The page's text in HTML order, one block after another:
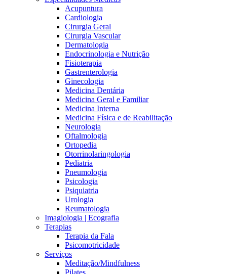
Acupuntura
Cardiologia
Cirurgia Geral
Cirurgia Vascular
Dermatologia
Endocrinologia e Nutrição
Fisioterapia
Gastrenterologia
Ginecologia
Medicina Dentária
Medicina Geral e Familiar
Medicina Interna
Medicina Física e de Reabilitação
Neurologia
Oftalmologia
Ortopedia
Otorrinolaringologia
Pediatria
Pneumologia
Psicologia
Psiquiatria
Urologia
Reumatologia
Imagiologia | Ecografia
Terapias
Terapia da Fala
Psicomotricidade
Serviços
Meditação/Mindfulness
Pilates